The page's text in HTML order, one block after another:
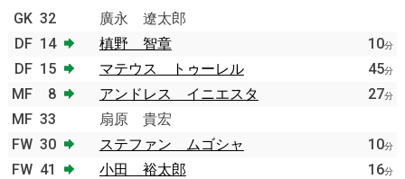
GK 32
廣永 遼太郎
DF 14 槙野 智章 10分
DF 15 マテウス トゥーレル 45分
MF 8 アンドレス イニエスタ 27分
MF 33
扇原 貴宏
FW 30 ステファン ムゴシャ 10分
FW 41 小田 裕太郎 16分